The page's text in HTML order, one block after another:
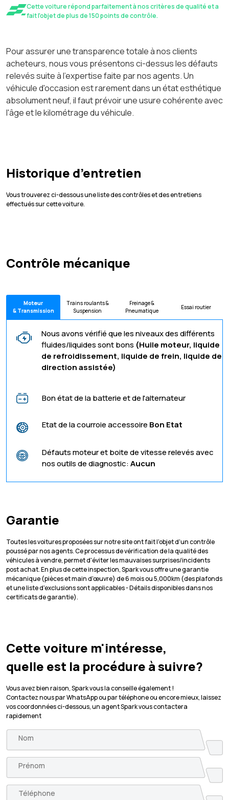
Cette voiture répond parfaitement à nos critères de qualité et a
fait l'objet de plus de 150 points de contrôle.
Pour assurer une transparence totale à nos clients
acheteurs, nous vous présentons ci-dessus les défauts
relevés suite à l'expertise faite par nos agents. Un
véhicule d'occasion est rarement dans un état esthétique
absolument neuf, il faut prévoir une usure cohérente avec
l'âge et le kilométrage du véhicule.
Historique d’entretien
Vous trouverez ci-dessous une liste des contrôles et des entretiens
effectués sur cette voiture.
Contrôle mécanique
Moteur
& Transmission
Trains roulants &
Suspension
Freinage &
Pneumatique
Essai routier
Nous avons vérifié que les niveaux des différents
fluides/liquides sont bons (Huile moteur, liquide
de refroidissement, liquide de frein, liquide de
direction assistée)
Bon état de la batterie et de l'alternateur
Etat de la courroie accessoire Bon Etat
Défauts moteur et boite de vitesse relevés avec
nos outils de diagnostic:Aucun
Garantie
Toutes les voitures proposées sur notre site ont fait l'objet d'un contrôle
poussé par nos agents. Ce processus de vérification de la qualité des
véhicules à vendre, permet d'éviter les mauvaises surprises/incidents
post achat. En plus de cette inspection, Spark vous offre une garantie
mécanique (pièces et main d'œuvre) de 6 mois ou 5,000km (des plafonds
et une liste d'exclusions sont applicables - Détails disponibles dans nos
certificats de garantie).
Cette voiture m'intéresse,
quelle est la procédure à suivre?
Vous avez bien raison, Spark vous la conseille également !
Contactez nous par WhatsApp ou par téléphone ou encore mieux, laissez
vos coordonnées ci-dessous, un agent Spark vous contactera
rapidement